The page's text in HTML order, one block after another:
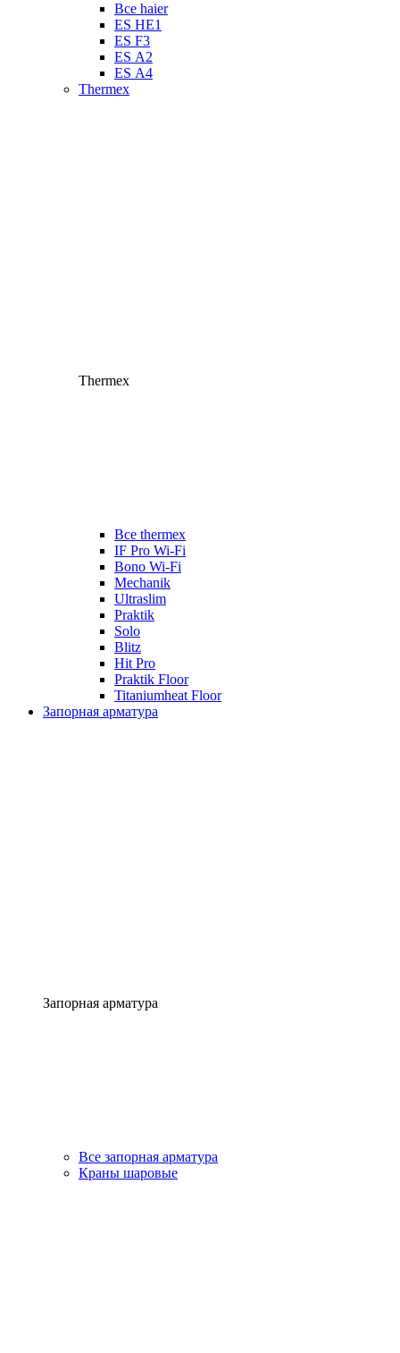
Все haier
ES HE1
ES F3
ES А2
ES А4
Thermex
Thermex
Все thermex
IF Pro Wi-Fi
Bono Wi-Fi
Mechanik
Ultraslim
Praktik
Solo
Blitz
Hit Pro
Praktik Floor
Titaniumheat Floor
Запорная арматура
Запорная арматура
Все запорная арматура
Краны шаровые